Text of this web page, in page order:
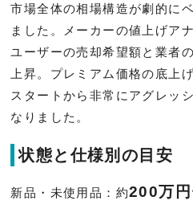
市場全体の相場構造が劇的に
ました。メーカーの値上げア
ユーザーの売却希望額と業者
上昇。プレミアム価格の底上
スタートから非常にアグレッ
なりました。
状態と仕様別の目安
新品・未使用品：約200万